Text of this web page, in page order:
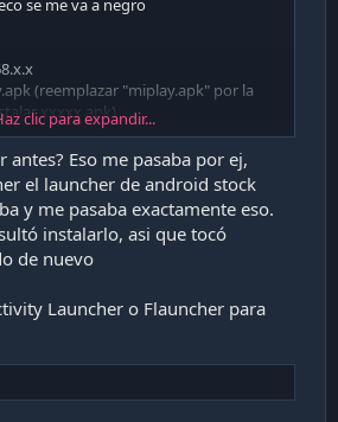
se me va a negro
(reemplazar "miplay.apk" por la
xxxxx.apk)
0 com.twentyfouri.entellauncher
0 com.twzentyfouri.setupwizard.entel
YA QEU DICE QUEN ESTA EN
clic para expandir...
antes? Eso me pasaba por ej,
el launcher de android stock
y me pasaba exactamente eso.
instalarlo, asi que tocó
de nuevo
Launcher o Flauncher para